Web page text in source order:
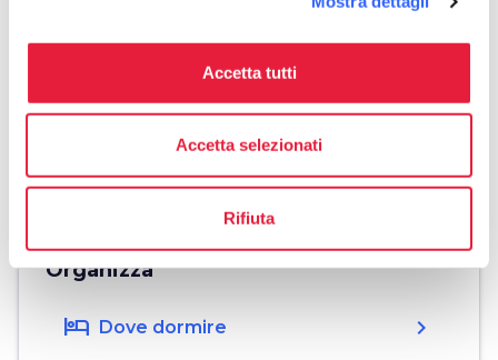
Accetta tutti
Accetta selezionati
Rifiuta
Organizza
hotel Dove dormire chevron_right